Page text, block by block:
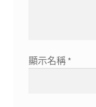
顯示名稱 *